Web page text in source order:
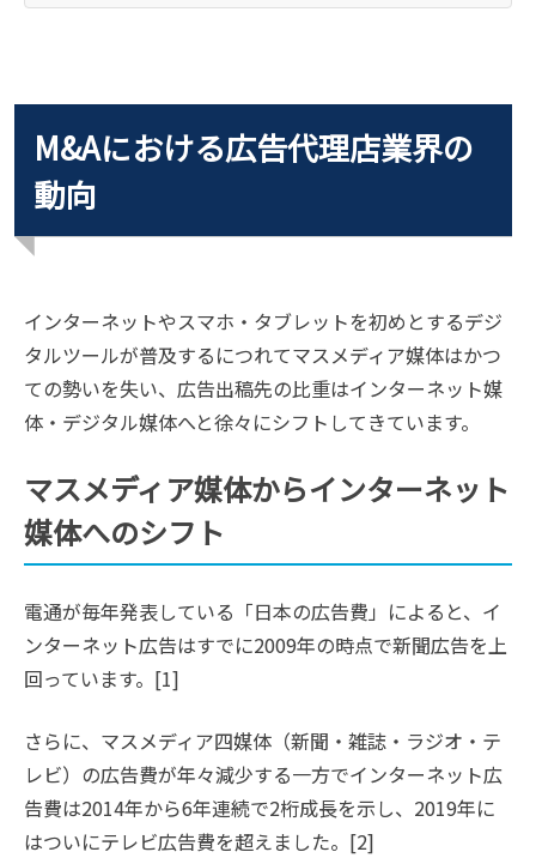
M&Aにおける広告代理店業界の
動向
インターネットやスマホ・タブレットを初めとするデジ
タルツールが普及するにつれてマスメディア媒体はかつ
ての勢いを失い、広告出稿先の比重はインターネット媒
体・デジタル媒体へと徐々にシフトしてきています。
マスメディア媒体からインターネット
媒体へのシフト
電通が毎年発表している「日本の広告費」によると、イ
ンターネット広告はすでに2009年の時点で新聞広告を上
回っています。[1]
さらに、マスメディア四媒体（新聞・雑誌・ラジオ・テ
レビ）の広告費が年々減少する一方でインターネット広
告費は2014年から6年連続で2桁成長を示し、2019年に
はついにテレビ広告費を超えました。[2]